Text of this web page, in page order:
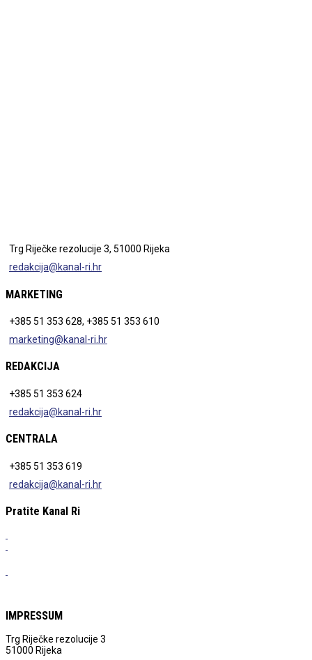
Trg Riječke rezolucije 3, 51000 Rijeka
redakcija@kanal-ri.hr
MARKETING
+385 51 353 628, +385 51 353 610
marketing@kanal-ri.hr
REDAKCIJA
+385 51 353 624
redakcija@kanal-ri.hr
CENTRALA
+385 51 353 619
redakcija@kanal-ri.hr
Pratite Kanal Ri
IMPRESSUM
Trg Riječke rezolucije 3
51000 Rijeka